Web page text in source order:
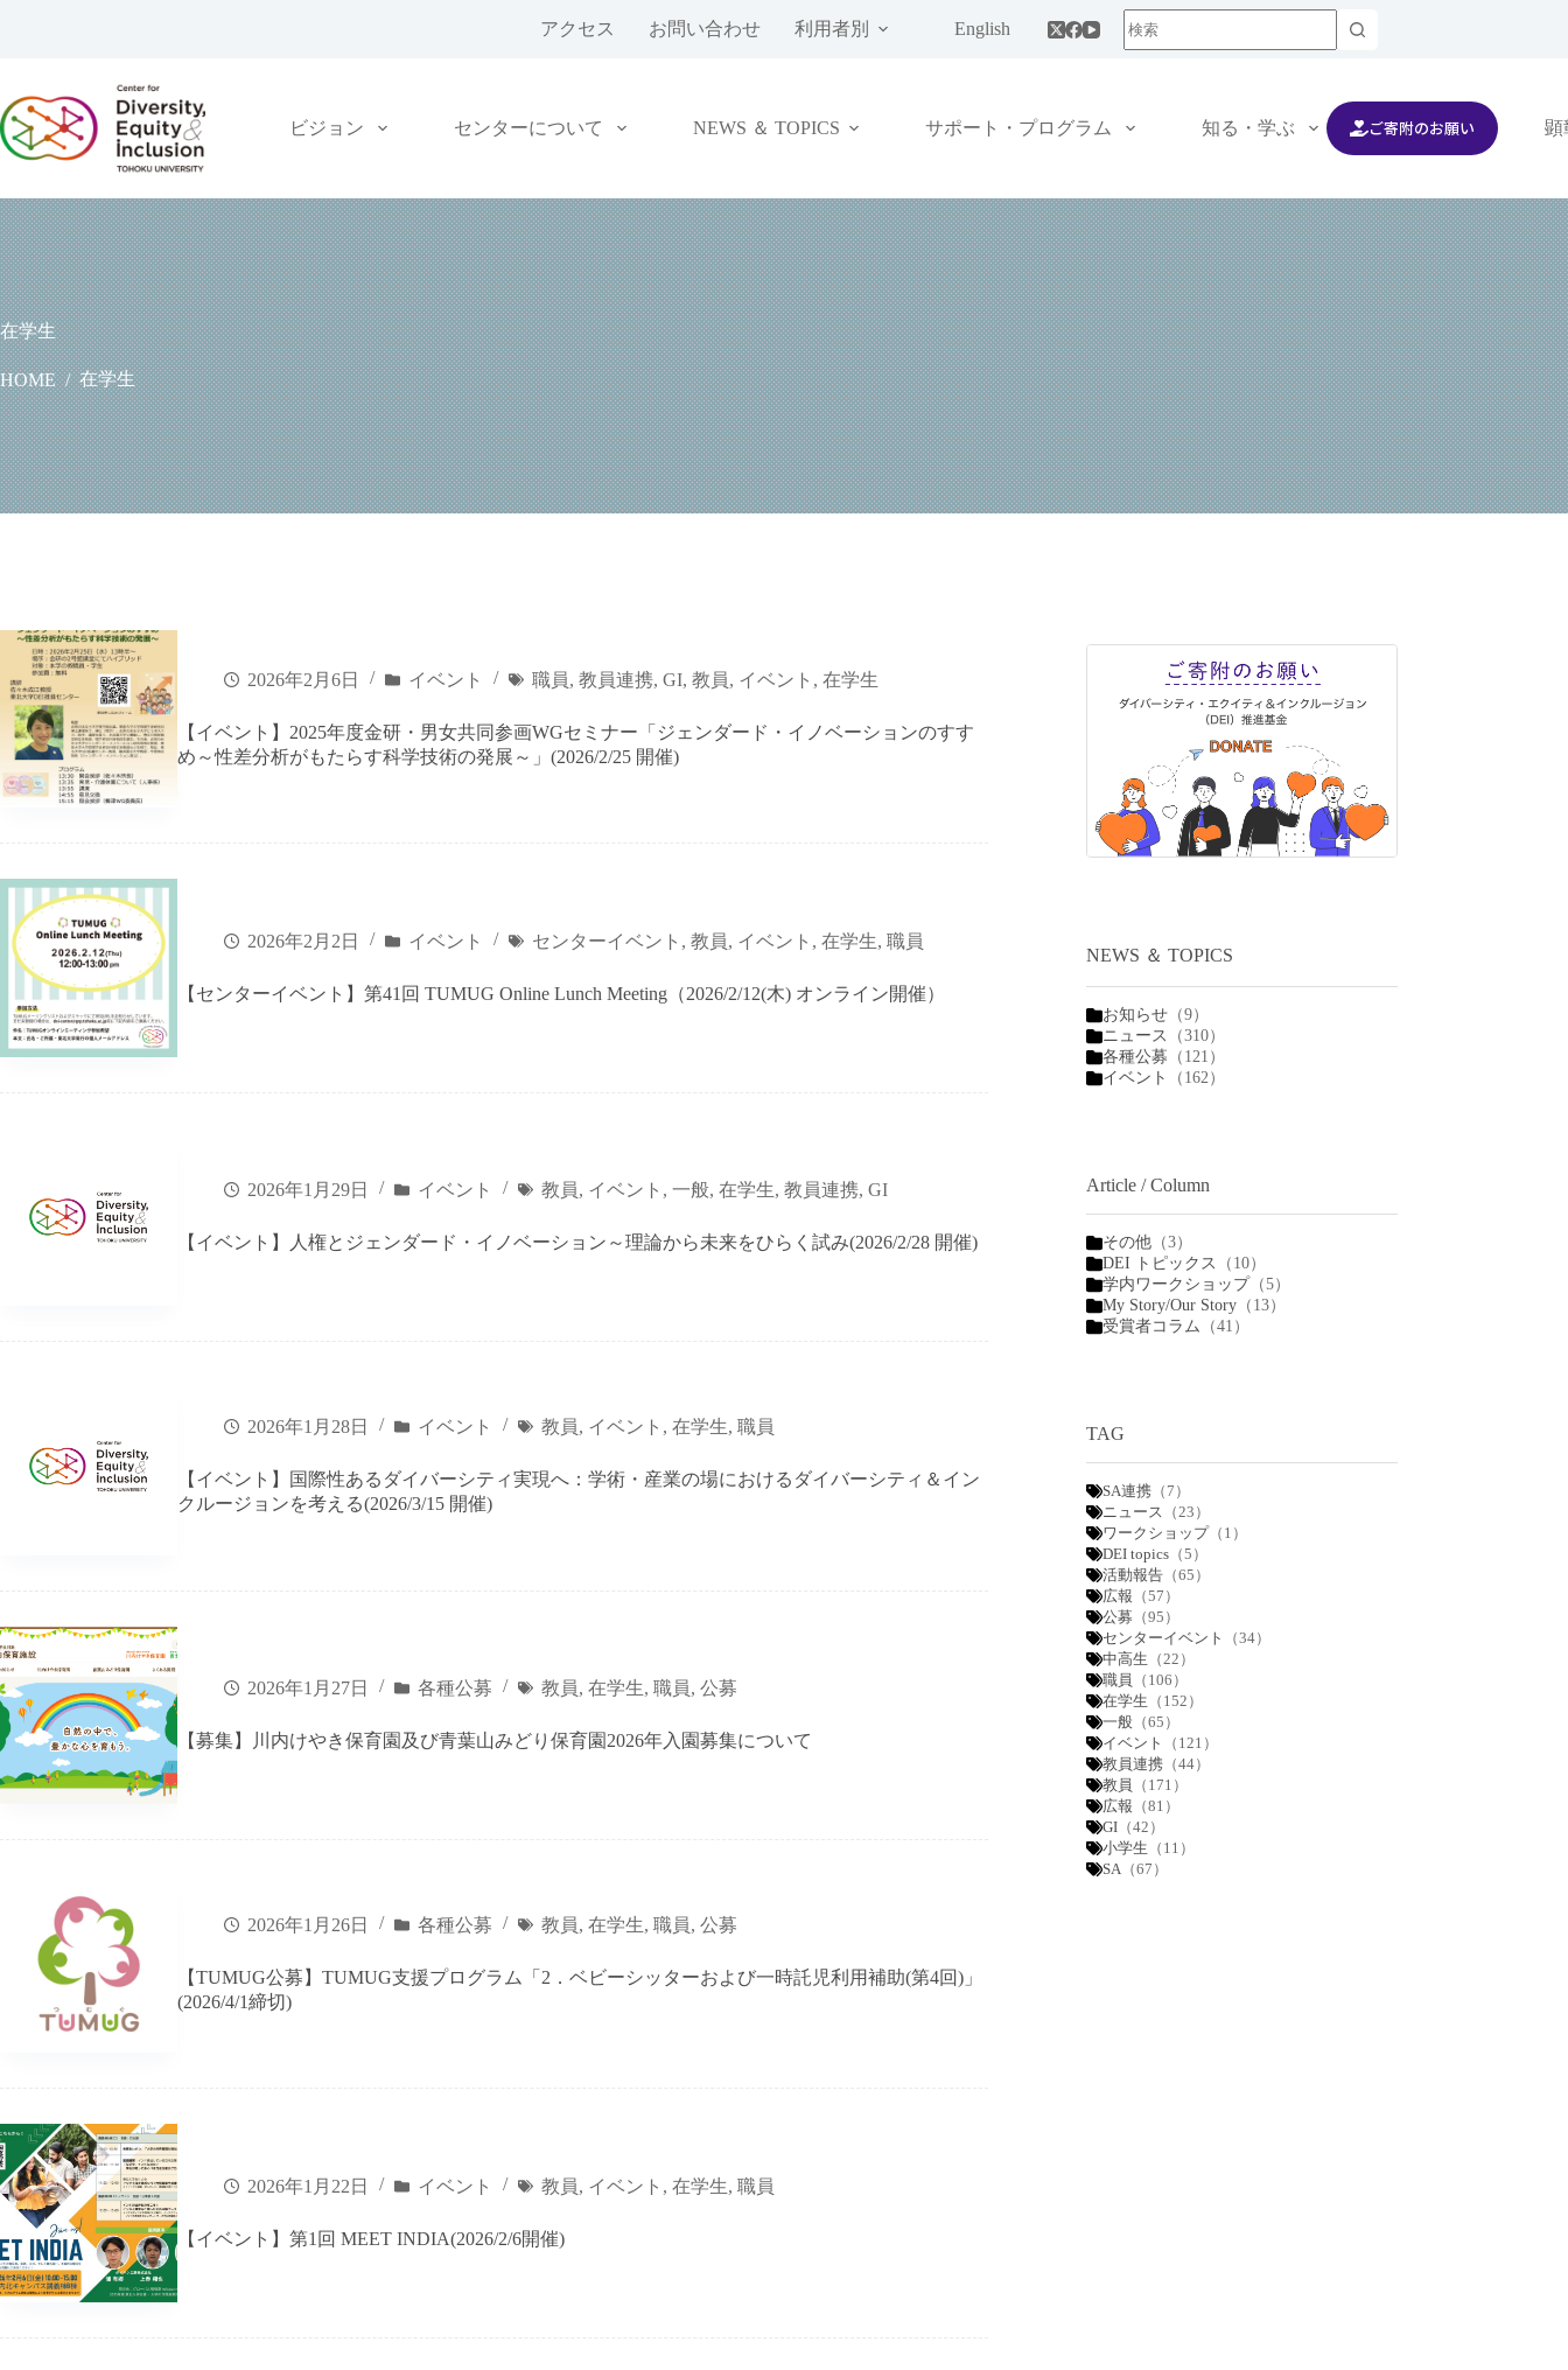
ツ
へ
ス
ッ
プ
アクセス お問い合わせ 利用者別 English
ビジョン センターについて NEWS ＆ TOPICS サポート・プログラム 知る・学ぶ 交流する 顕
ご寄附のお願い
在学生
HOME / 在学生
2026年2月6日 イベント 職員,教員連携,GI,教員, イベント ,在学生
【イベント】2025年度金研・男女共同参画WGセミナー「ジェンダード・イノベーションのすす
め～性差分析がもたらす科学技術の発展～」(2026/2/25 開催)
2026年2月2日 イベント センターイベント ,教員, イベント ,在学生,職員
【センターイベント】第41回 TUMUG Online Lunch Meeting（2026/2/12(木) オンライン開催）
2026年1月29日 イベント 教員, イベント ,一般,在学生,教員連携,GI
【イベント】人権とジェンダード・イノベーション～理論から未来をひらく試み(2026/2/28 開催)
2026年1月28日 イベント 教員, イベント ,在学生,職員
【イベント】国際性あるダイバーシティ実現へ：学術・産業の場におけるダイバーシティ＆イン
クルージョンを考える(2026/3/15 開催)
2026年1月27日 各種公募 教員,在学生,職員,公募
【募集】川内けやき保育園及び青葉山みどり保育園2026年入園募集について
2026年1月26日 各種公募 教員,在学生,職員,公募
【TUMUG公募】TUMUG支援プログラム「2．ベビーシッターおよび一時託児利用補助(第4回)」
(2026/4/1締切)
2026年1月22日 イベント 教員, イベント ,在学生,職員
【イベント】第1回 MEET INDIA(2026/2/6開催)
NEWS ＆ TOPICS
お知らせ （9）
ニュース
（310）
各種公募 （121）
イベント
（162）
Article / Column
その他 （3）
DEI トピックス
（10）
学内ワークショップ （5）
My Story/Our Story （13）
受賞者コラム （41）
TAG
SA連携 （7）
ニュース （23）
ワークショップ（1）
DEI topics （5）
活動報告 （65）
広報 （57）
公募 （95）
センターイベント
（34）
中高生 （22）
職員
（106）
在学生 （152）
一般 （65）
イベント
（121）
教員連携 （44）
教員
（171）
広報 （81）
GI （42）
小学生 （11）
SA （67）